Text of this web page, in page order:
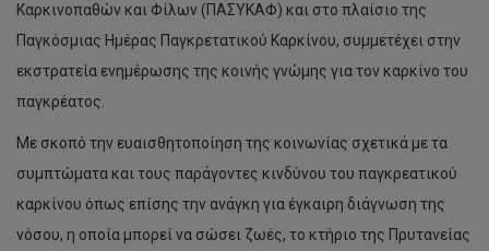
Καρκινοπαθών και Φίλων (ΠΑΣΥΚΑΦ) και στο πλαίσιο της
Παγκόσμιας Ημέρας Παγκρετατικού Καρκίνου, συμμετέχει στην
εκστρατεία ενημέρωσης της κοινής γνώμης για τον καρκίνο του
παγκρέατος.
Με σκοπό την ευαισθητοποίηση της κοινωνίας σχετικά με τα
συμπτώματα και τους παράγοντες κινδύνου του παγκρεατικού
καρκίνου όπως επίσης την ανάγκη για έγκαιρη διάγνωση της
νόσου, η οποία μπορεί να σώσει ζωές, το κτήριο της Πρυτανείας